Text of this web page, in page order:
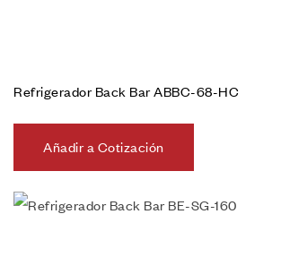
Refrigerador Back Bar ABBC-68-HC
Añadir a Cotización